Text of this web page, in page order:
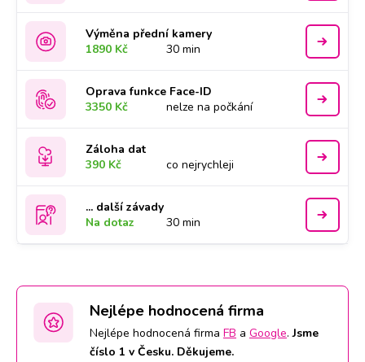
Výměna přední kamery
1890 Kč
30 min
Oprava funkce Face-ID
3350 Kč
nelze na počkání
Záloha dat
390 Kč
co nejrychleji
... další závady
Na dotaz
30 min
Nejlépe hodnocená firma
Nejlépe hodnocená firma FB a Google.Jsme
číslo 1 v Česku. Děkujeme.